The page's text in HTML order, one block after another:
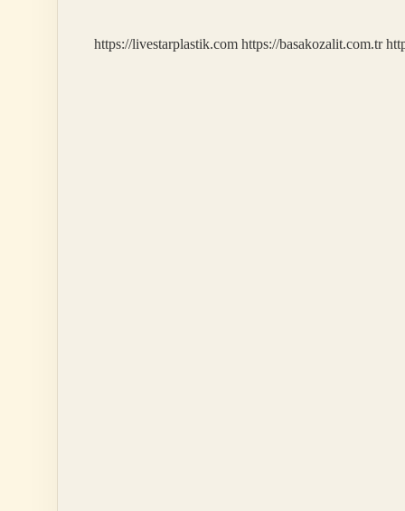
https://livestarplastik.com https://basakozalit.com.tr